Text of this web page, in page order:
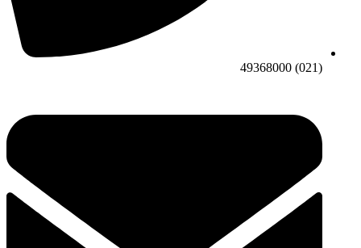
(021) 49368000